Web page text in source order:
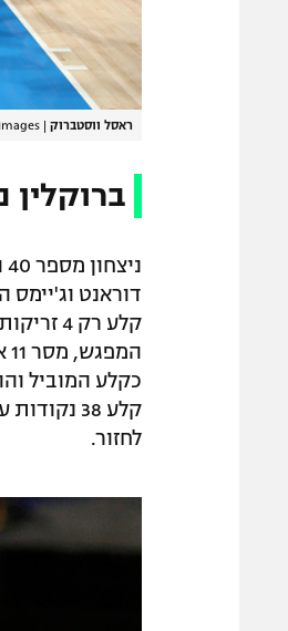
ראסל ווסטברוק
ברוקלין
דוראנט וג'יימס
קלע 38
לחזור.